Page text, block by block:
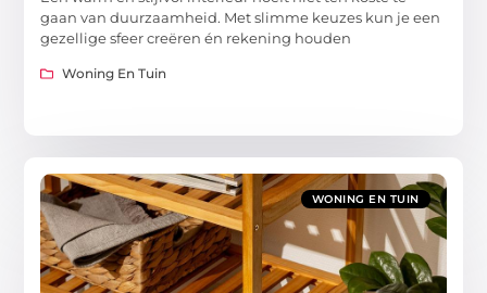
gaan van duurzaamheid. Met slimme keuzes kun je een
gezellige sfeer creëren én rekening houden
Woning En Tuin
WONING EN TUIN